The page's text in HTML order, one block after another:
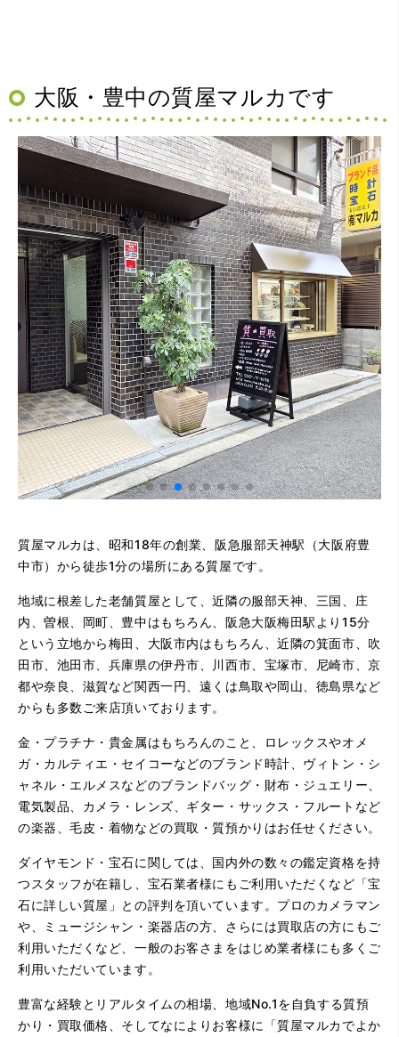
大阪・豊中の質屋マルカです
質屋マルカは、昭和18年の創業、阪急服部天神駅（大阪府豊
中市）から徒歩1分の場所にある質屋です。
地域に根差した老舗質屋として、近隣の服部天神、三国、庄
内、曽根、岡町、豊中はもちろん、阪急大阪梅田駅より15分
という立地から梅田、大阪市内はもちろん、近隣の箕面市、吹
田市、池田市、兵庫県の伊丹市、川西市、宝塚市、尼崎市、京
都や奈良、滋賀など関西一円、遠くは鳥取や岡山、徳島県など
からも多数ご来店頂いております。
金・プラチナ・貴金属はもちろんのこと、ロレックスやオメ
ガ・カルティエ・セイコーなどのブランド時計、ヴィトン・シ
ャネル・エルメスなどのブランドバッグ・財布・ジュエリー、
電気製品、カメラ・レンズ、ギター・サックス・フルートなど
の楽器、毛皮・着物などの買取・質預かりはお任せください。
ダイヤモンド・宝石に関しては、国内外の数々の鑑定資格を持
つスタッフが在籍し、宝石業者様にもご利用いただくなど「宝
石に詳しい質屋」との評判を頂いています。プロのカメラマン
や、ミュージシャン・楽器店の方、さらには買取店の方にもご
利用いただくなど、一般のお客さまをはじめ業者様にも多くご
利用いただいています。
豊富な経験とリアルタイムの相場、地域No.1を自負する質預
かり・買取価格、そしてなによりお客様に「質屋マルカでよか